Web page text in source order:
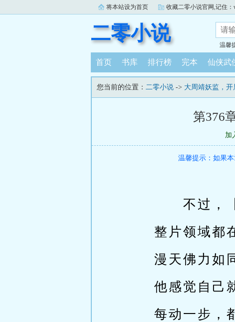
将本站设为首页 收藏二零小说官网,记住：
二零小说
温馨
首页 书库 排行榜 完本 仙侠武
您当前的位置： 二零小说 -> 大周靖妖监，开
第376
加
温馨提示：如果
不过，【
整片领域都
漫天佛力如
他感觉自己
每动一步，